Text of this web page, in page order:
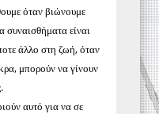
όταν βιώνουμε
συναισθήματα είναι
άλλο στη ζωή, όταν
μπορούν να γίνουν
αυτό για να σε